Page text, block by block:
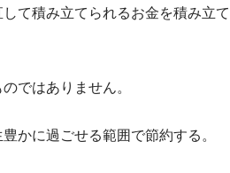
て積み立てられるお金を積み立て
ではありません。
かに過ごせる範囲で節約する。